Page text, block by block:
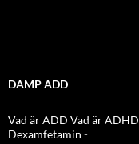
DAMP ADD
Vad är ADD Vad är ADHD
Dexamfetamin -